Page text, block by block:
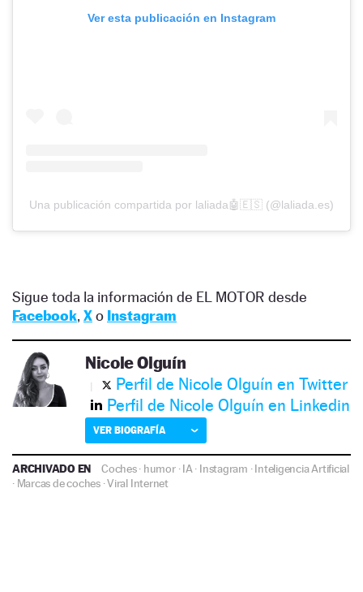
Ver esta publicación en Instagram
Una publicación compartida por laliada🤖🇪🇸 (@laliada.es)
Sigue toda la información de EL MOTOR desde
Facebook, Xo Instagram
Nicole Olguín
Perfil de Nicole Olguín en Twitter
Perfil de Nicole Olguín en Linkedin
VER BIOGRAFÍA
ARCHIVADO EN Coches· humor·IA· Instagram ·Inteligencia Artificial
· Marcas de coches·Viral Internet